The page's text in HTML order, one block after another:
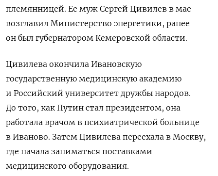
племянницей. Ее муж Сергей Цивилев в мае
возглавил Министерство энергетики, ранее
он был губернатором Кемеровской области.
Цивилева окончила Ивановскую
государственную медицинскую академию
и Российский университет дружбы народов.
До того, как Путин стал президентом, она
работала врачом в психиатрической больнице
в Иваново. Затем Цивилева переехала в Москву,
где начала заниматься поставками
медицинского оборудования.